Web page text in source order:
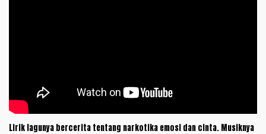
Lirik lagunya bercerita tentang narkotika emosi dan cinta. Musiknya